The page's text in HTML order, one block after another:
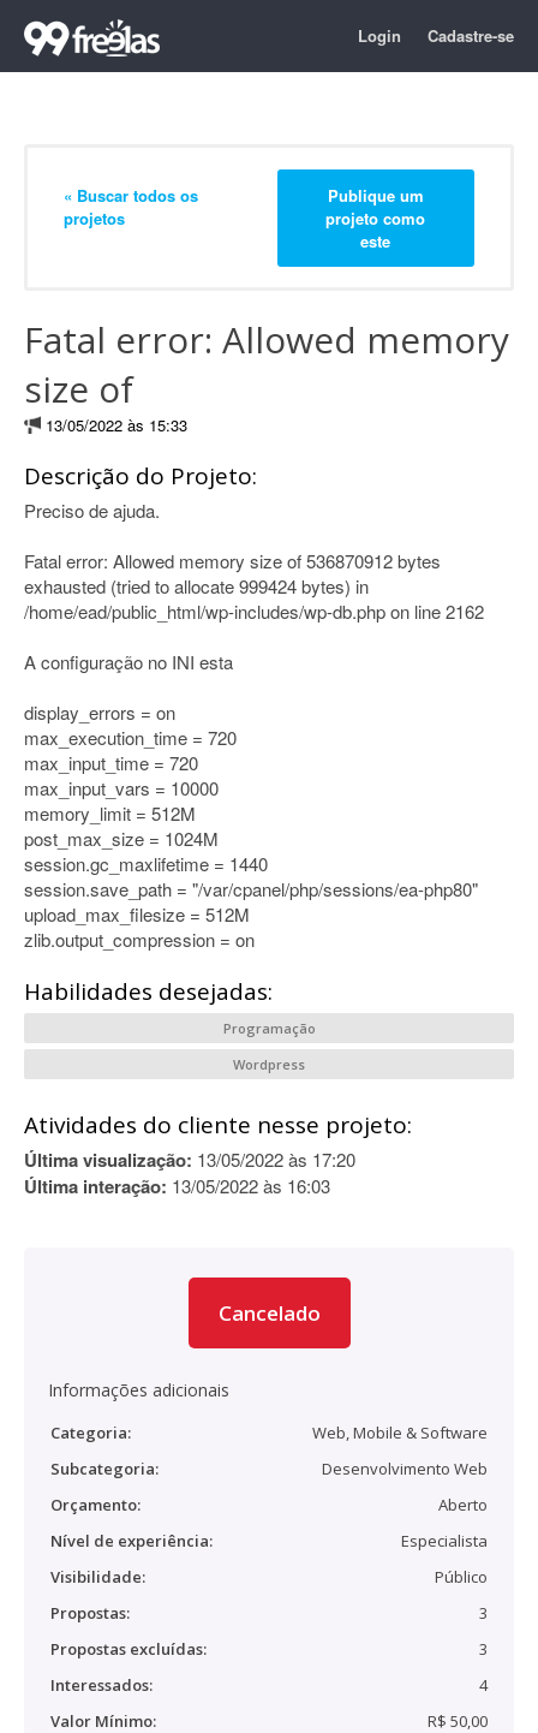
Login Cadastre-se
« Buscar todos os
projetos
Publique um
projeto como
este
Fatal error: Allowed memory
size of
13/05/2022 às 15:33
Descrição do Projeto:
Preciso de ajuda.
Fatal error: Allowed memory size of 536870912 bytes
exhausted (tried to allocate 999424 bytes) in
/home/ead/public_html/wp-includes/wp-db.php on line 2162
A configuração no INI esta
display_errors = on
max_execution_time = 720
max_input_time = 720
max_input_vars = 10000
memory_limit = 512M
post_max_size = 1024M
session.gc_maxlifetime = 1440
session.save_path = "/var/cpanel/php/sessions/ea-php80"
upload_max_filesize = 512M
zlib.output_compression = on
Habilidades desejadas:
Programação
Wordpress
Atividades do cliente nesse projeto:
Última visualização: 13/05/2022 às 17:20
Última interação: 13/05/2022 às 16:03
Cancelado
Informações adicionais
Categoria:
Web, Mobile & Software
Subcategoria:
Desenvolvimento Web
Orçamento:
Aberto
Nível de experiência:
Especialista
Visibilidade:
Público
Propostas:
3
Propostas excluídas:
3
Interessados:
4
Valor Mínimo:
R$ 50,00